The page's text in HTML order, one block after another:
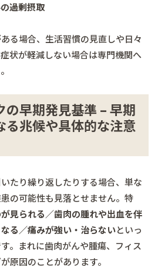
過剰摂取
る場合、生活習慣の見直しや日々
状が軽減しない場合は専門機関へ
の早期発見基準 – 早期
る兆候や具体的な注意
たり繰り返したりする場合、単な
の可能性も見落とせません。特
見られる／歯肉の腫れや出血を伴
る／痛みが強い・治らないといっ
。まれに歯肉がんや腫瘍、フィス
原因のことがあります。